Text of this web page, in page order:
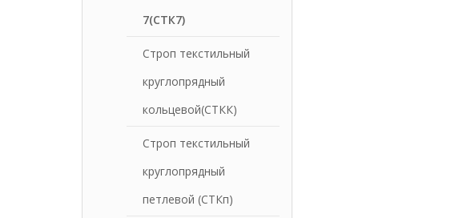
7(СТК7)
Строп текстильный
круглопрядный
кольцевой(СТКК)
Строп текстильный
круглопрядный
петлевой (СТКп)